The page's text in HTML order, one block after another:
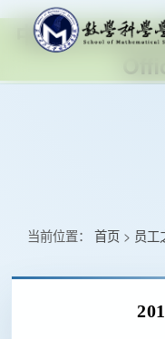
中国
当前位置：首页 > 员工